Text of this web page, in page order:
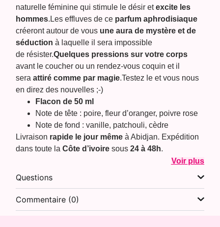
naturelle féminine qui stimule le désir etexcite les
hommes.Les effluves de ce parfum aphrodisiaque
créeront autour de vous une aura de mystère et de
séductionà laquelle il sera impossible
de résister.Quelques pressions sur votre corps
avant le coucher ou un rendez-vous coquin et il
seraattiré comme par magie.Testez le et vous nous
en direz des nouvelles ;-)
Flacon de 50 ml
Note de tête : poire, fleur d’oranger, poivre rose
Note de fond : vanille, patchouli, cèdre
Livraison rapide le jour même à Abidjan. Expédition
dans toute laCôte d’ivoire sous24 à 48h.
Voir plus
Questions
Commentaire (0)